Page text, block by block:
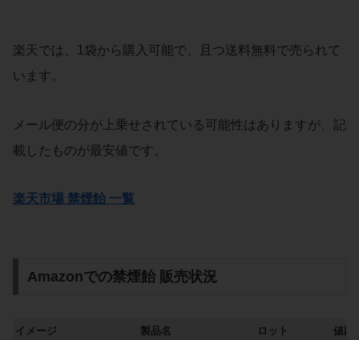
楽天では、1袋から購入可能で、且つ送料無料で売られて
います。
メール便の分が上乗せされている可能性はありますが、記
載したものが最安値です。
楽天市場 禁煙飴 一覧
Amazonでの禁煙飴 販売状況
イメージ 製品名 ロット 値段